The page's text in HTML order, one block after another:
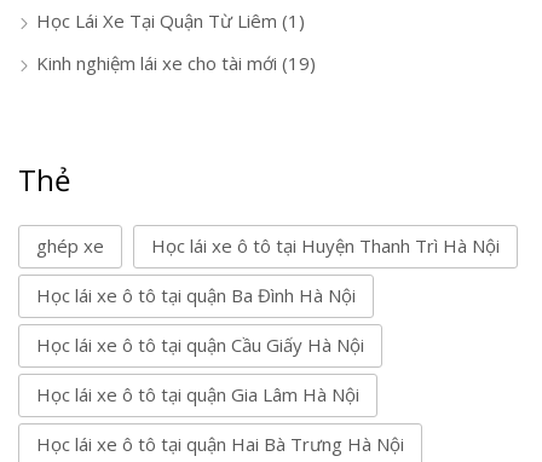
Học Lái Xe Tại Quận Từ Liêm (1)
Kinh nghiệm lái xe cho tài mới (19)
Thẻ
ghép xe Học lái xe ô tô tại Huyện Thanh Trì Hà Nội
Học lái xe ô tô tại quận Ba Đình Hà Nội
Học lái xe ô tô tại quận Cầu Giấy Hà Nội
Học lái xe ô tô tại quận Gia Lâm Hà Nội
Học lái xe ô tô tại quận Hai Bà Trưng Hà Nội